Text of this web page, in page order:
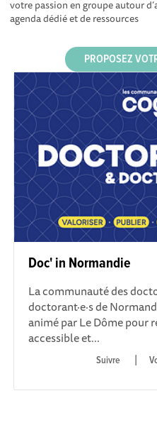
votre passion en groupe autour
agenda dédié et de ressources
PROPOSEZ
Doc' in Normandie
La communauté des
doctorant·e·s de
animé par Le Dôme pour
accessible et...
|